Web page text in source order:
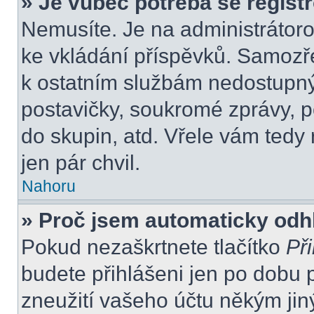
Nemusíte. Je na
ke vkládání příspěvků.
k ostatním službám
postavičky, soukromé zprávy,
do skupin, atd. Vřele vám
jen pár chvil.
Nahoru
» Proč jsem automaticky
Pokud nezaškrtnete tlačítko
budete přihlášeni jen po dobu
zneužití vašeho účtu někým